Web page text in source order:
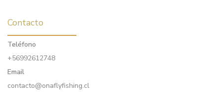
Contacto
Teléfono
+56992612748
Email
contacto@onaflyfishing.cl